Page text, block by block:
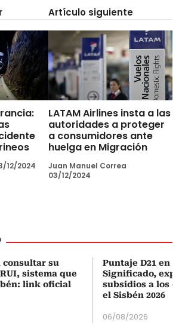
12/2024
Artículo siguiente
LATAM Airlines insta a las
autoridades a proteger
a consumidores ante
huelga en Migración
Juan Manuel Correa
03/12/2024
consultar su
sistema que
link oficial
Puntaje D21 en
Significado,
subsidios a los
el Sisbén 2026
06/08/2026